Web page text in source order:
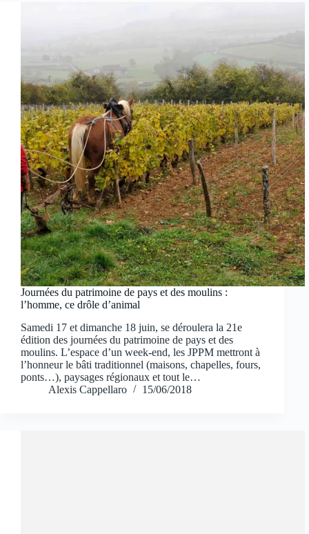
Journées du patrimoine de pays et des moulins :
l’homme, ce drôle d’animal
Samedi 17 et dimanche 18 juin, se déroulera la 21e
édition des journées du patrimoine de pays et des
moulins. L’espace d’un week-end, les JPPM mettront à
l’honneur le bâti traditionnel (maisons, chapelles, fours,
ponts…), paysages régionaux et tout le…
Alexis Cappellaro
15/06/2018